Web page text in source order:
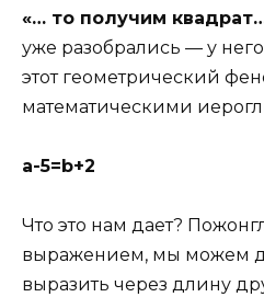
«… то получим
уже разобрались — у
этот геометрический
математическими
a-5=b+2
Что это нам дает?
выражением, мы можем
выразить через длину